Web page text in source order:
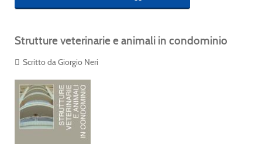
Strutture veterinarie e animali in condominio
Scritto da Giorgio Neri